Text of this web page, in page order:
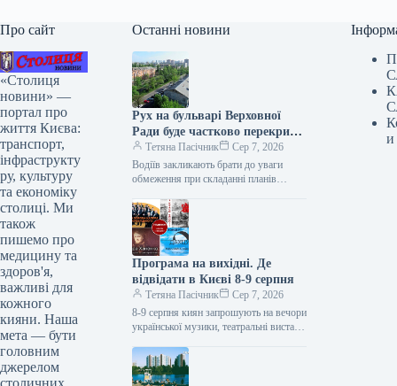
Про сайт
«Столиця
новини» —
портал про
життя Києва:
транспорт,
інфраструкту
ру, культуру
та економіку
столиці. Ми
також
пишемо про
медицину та
здоров'я,
важливі для
кожного
кияни. Наша
мета — бути
головним
джерелом
столичних
Останні новини
Рух на бульварі Верховної
Ради буде частково перекрито
до кінця літа (ілюстрація)
Тетяна Пасічник
Сер 7, 2026
Водіїв закликають брати до уваги
обмеження при складанні планів
частково запроваджено обмеження
руху…
Програма на вихідні. Де
відвідати в Києві 8-9 серпня
Тетяна Пасічник
Сер 7, 2026
8-9 серпня киян запрошують на вечори
української музики, театральні вистави
Цими вихідними киян очікує…
и